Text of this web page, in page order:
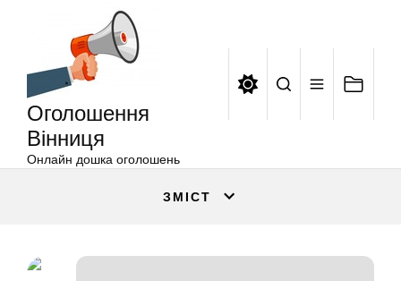
Оголошення
Вінниця
Онлайн дошка оголошень
ЗМІСТ